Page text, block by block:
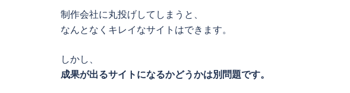
制作会社に丸投げしてしまうと、
なんとなくキレイなサイトはできます。
しかし、
成果が出るサイトになるかどうかは別問題です。